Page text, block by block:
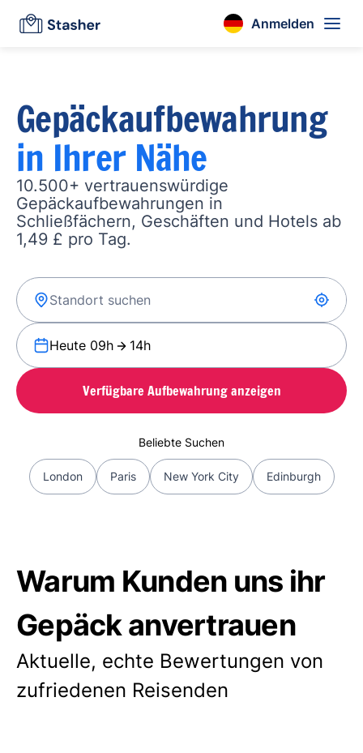
Anmelden
Gepäckaufbewahrung
in Ihrer Nähe
10.500+ vertrauenswürdige
Gepäckaufbewahrungen in
Schließfächern, Geschäften und Hotels ab
1,49 £ pro Tag.
Heute 09h 14h
Verfügbare Aufbewahrung anzeigen
Beliebte Suchen
London Paris New York City Edinburgh
Warum Kunden uns ihr
Gepäck anvertrauen
Aktuelle, echte Bewertungen von
zufriedenen Reisenden